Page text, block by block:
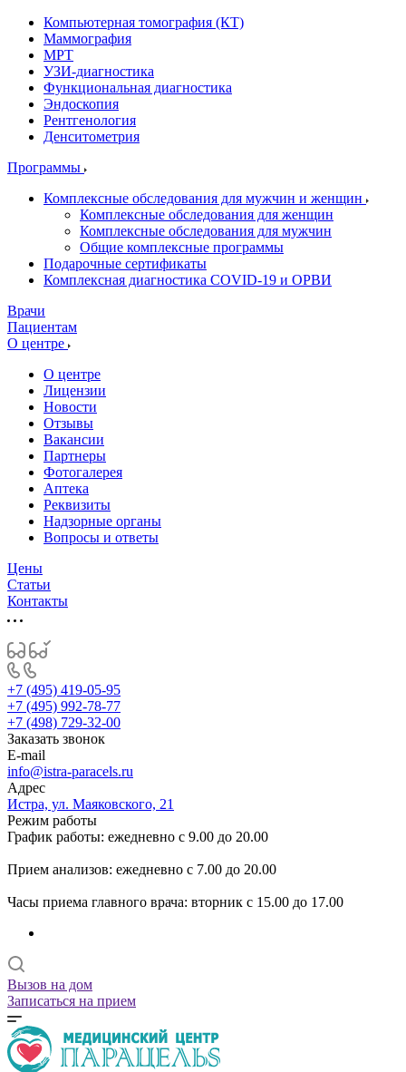
Компьютерная томография (КТ)
Маммография
МРТ
УЗИ-диагностика
Функциональная диагностика
Эндоскопия
Рентгенология
Денситометрия
Программы
Комплексные обследования для мужчин и женщин
Комплексные обследования для женщин
Комплексные обследования для мужчин
Общие комплексные программы
Подарочные сертификаты
Комплексная диагностика COVID-19 и ОРВИ
Врачи
Пациентам
О центре
О центре
Лицензии
Новости
Отзывы
Вакансии
Партнеры
Фотогалерея
Аптека
Реквизиты
Надзорные органы
Вопросы и ответы
Цены
Статьи
Контакты
+7 (495) 419-05-95
+7 (495) 992-78-77
+7 (498) 729-32-00
Заказать звонок
E-mail
info@istra-paracels.ru
Адрес
Истра, ул. Маяковского, 21
Режим работы
График работы: ежедневно с 9.00 до 20.00
Прием анализов: ежедневно с 7.00 до 20.00
Часы приема главного врача: вторник с 15.00 до 17.00
Вызов на дом
Записаться на прием